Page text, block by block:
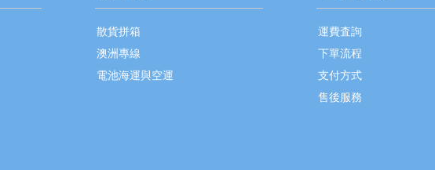
散貨拼箱
澳洲專線
電池海運與空運
運費査詢
下單流程
支付方式
售後服務